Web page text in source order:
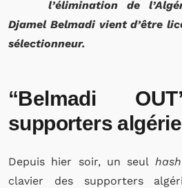
l’élimination de
Djamel Belmadi vient d’être
sélectionneur.
“Belmadi
supporters
Depuis hier soir, un seul
clavier des supporters